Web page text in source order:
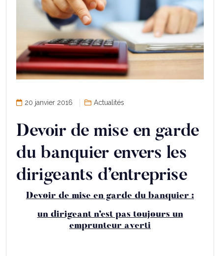
20 janvier 2016 Actualités
Devoir de mise en garde
du banquier envers les
dirigeants d’entreprise
Devoir de mise en garde du banquier :
un dirigeant n’est pas toujours un
emprunteur averti